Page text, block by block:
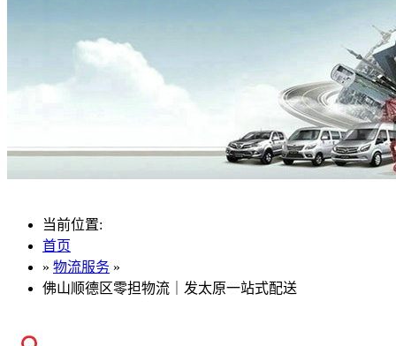
当前位置:
首页
» 物流服务 »
佛山顺德区零担物流｜发太原一站式配送